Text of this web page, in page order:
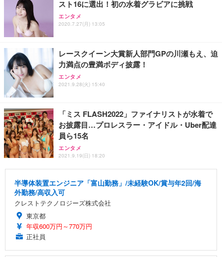
スト16に選出！初の水着グラビアに挑戦
エンタメ
2020.7.27(月) 13:05
レースクイーン大賞新人部門GPの川瀬もえ、迫
力満点の豊満ボディ披露！
エンタメ
2021.9.28(火) 15:40
「ミス FLASH2022」ファイナリストが水着で
お披露目…プロレスラー・アイドル・Uber配達
員ら15名
エンタメ
2021.9.19(日) 18:20
半導体装置エンジニア「富山勤務」/未経験OK/賞与年2回/海
外勤務/高収入可
クレストテクノロジーズ株式会社
東京都
年収600万円～770万円
正社員